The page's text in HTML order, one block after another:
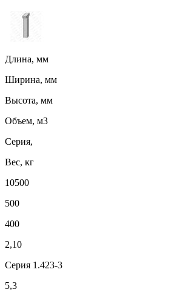
Длина, мм
Ширина, мм
Высота, мм
Объем, м3
Серия,
Вес, кг
10500
500
400
2,10
Серия 1.423-3
5,3